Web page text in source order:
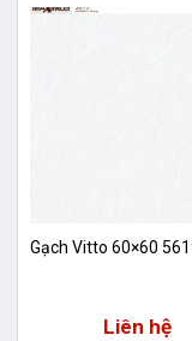
Gạch Vitto 60×60
Liên hệ